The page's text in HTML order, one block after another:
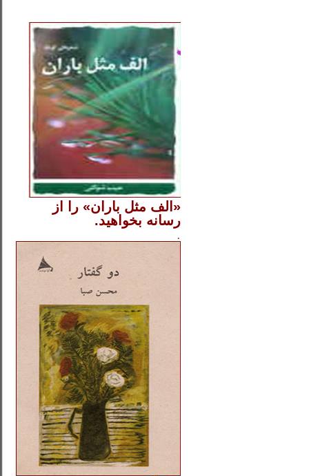
«الف مثل باران» را از
رسانه بخواهید.
.